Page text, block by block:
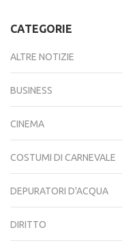
CATEGORIE
ALTRE NOTIZIE
BUSINESS
CINEMA
COSTUMI DI CARNEVALE
DEPURATORI D'ACQUA
DIRITTO